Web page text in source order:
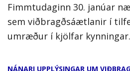
Fimmtudaginn 30. janúar
sem viðbragðsáætlanir í
umræður í kjölfar
NÁNARI UPPLÝSINGAR UM